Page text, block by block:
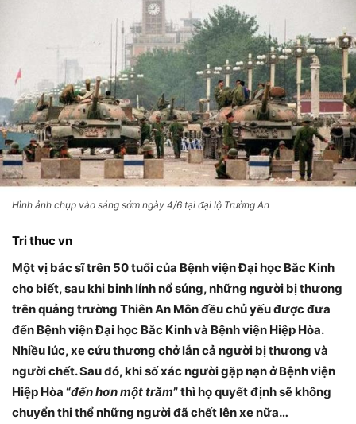
Hình ảnh chụp vào sáng sớm ngày 4/6 tại đại lộ Trường An
Tri thuc vn
Một vị bác sĩ trên 50 tuổi của Bệnh viện Đại học Bắc Kinh
cho biết, sau khi binh lính nổ súng, những người bị thương
trên quảng trường Thiên An Môn đều chủ yếu được đưa
đến Bệnh viện Đại học Bắc Kinh và Bệnh viện Hiệp Hòa.
Nhiều lúc, xe cứu thương chở lẫn cả người bị thương và
người chết. Sau đó, khi số xác người gặp nạn ở Bệnh viện
Hiệp Hòa “đến hơn một trăm” thì họ quyết định sẽ không
chuyển thi thể những người đã chết lên xe nữa…